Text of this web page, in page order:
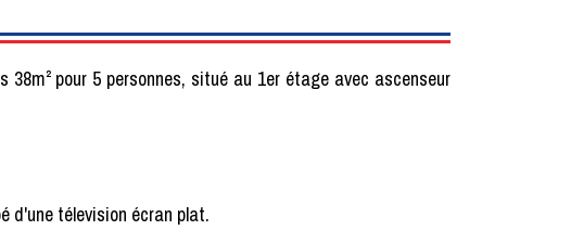
pour 5 personnes, situé au 1er étage avec ascenseur
d'une télevision écran plat.